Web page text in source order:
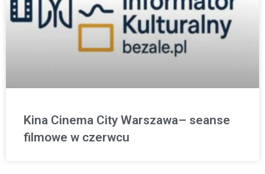
Kina Cinema City Warszawa– seanse
filmowe w czerwcu